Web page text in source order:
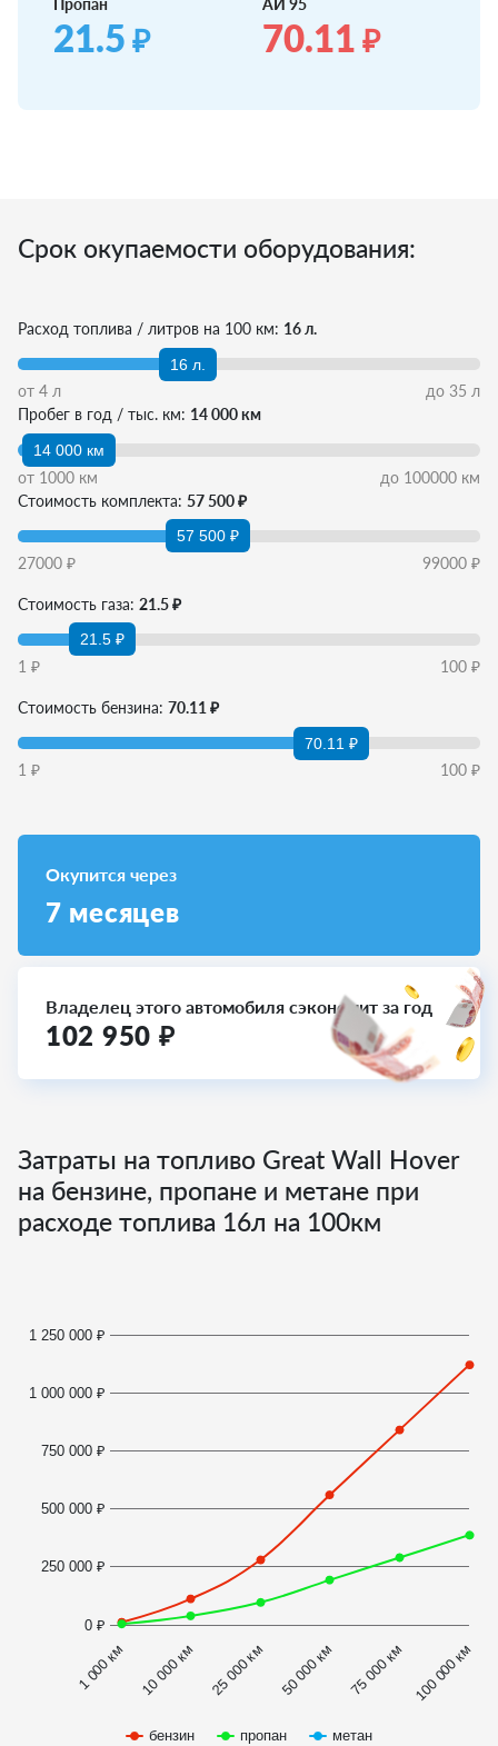
Пропан
21.5 ₽
АИ 95
70.11 ₽
Срок окупаемости оборудования:
Расход топлива / литров на 100 км: 16 л.
16 л.
от 4 л до 35 л
Пробег в год / тыс. км: 14 000 км
14 000 км
от 1000 км до 100000 км
Стоимость комплекта: 57 500 ₽
57 500 ₽
27000 ₽ 99000 ₽
Стоимость газа: 21.5 ₽
21.5 ₽
1 ₽ 100 ₽
Стоимость бензина: 70.11 ₽
70.11 ₽
1 ₽ 100 ₽
Окупится через
7 месяцев
Владелец этого автомобиля сэкономит за год
102 950 ₽
Затраты на топливо Great Wall Hover
на бензине, пропане и метане при
расходе топлива 16л на 100км
бензин пропан метан
1 000 км 10 000 км 25 000 км 50 000 км 75 000 км 100 000 км
0 ₽
250 000 ₽
500 000 ₽
750 000 ₽
1 000 000 ₽
1 250 000 ₽